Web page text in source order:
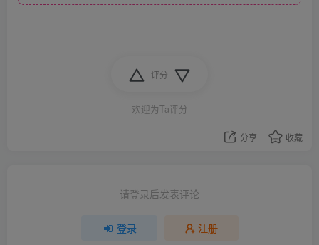
评分
欢迎为Ta评分
分享 收藏
请登录后发表评论
登录 注册